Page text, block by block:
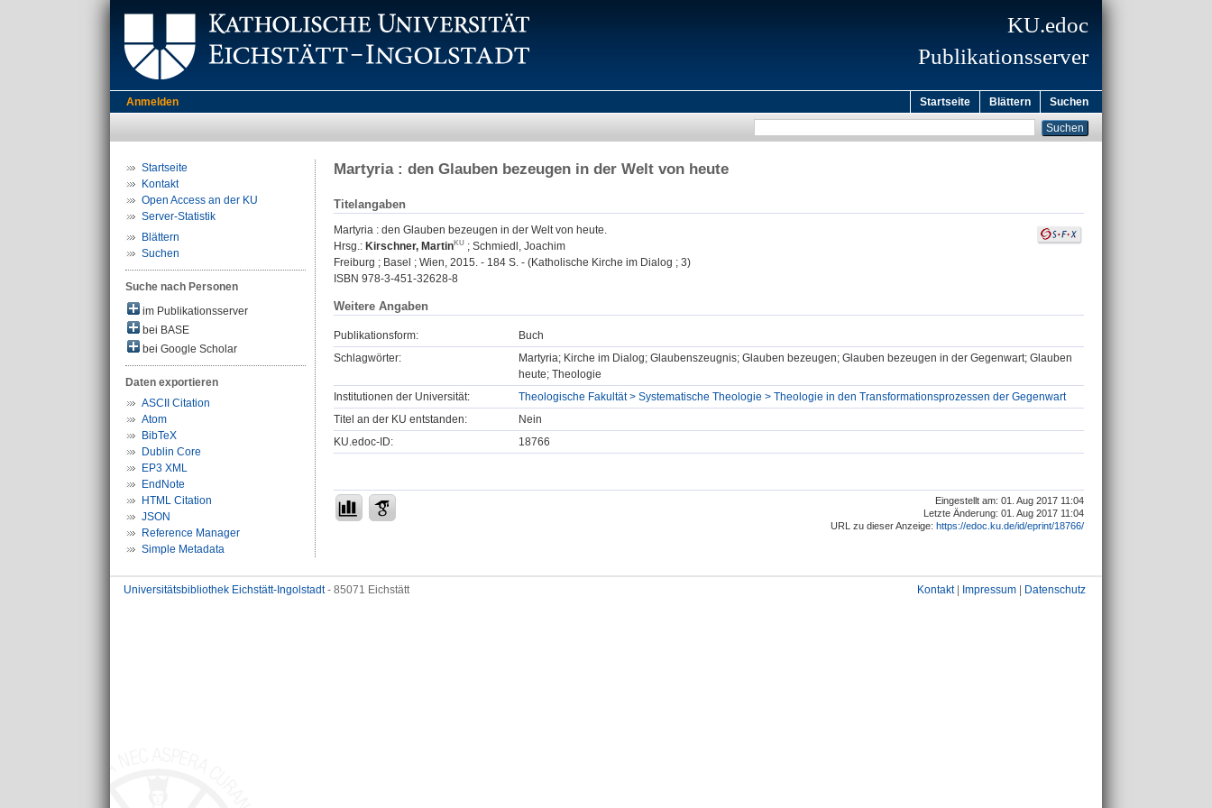
KU.edoc
Publikationsserver
Anmelden Startseite Blättern Suchen
Startseite
Kontakt
Open Access an der KU
Server-Statistik
Blättern
Suchen
Suche nach Personen
im Publikationsserver
bei BASE
bei Google Scholar
Daten exportieren
ASCII Citation
Atom
BibTeX
Dublin Core
EP3 XML
EndNote
HTML Citation
JSON
Reference Manager
Simple Metadata
Martyria : den Glauben bezeugen in der Welt von heute
Titelangaben
Martyria : den Glauben bezeugen in der Welt von heute.
Hrsg.: Kirschner, Martin ; Schmiedl, Joachim
Freiburg ; Basel ; Wien, 2015. - 184 S. - (Katholische Kirche im Dialog ; 3)
ISBN 978-3-451-32628-8
Weitere Angaben
Publikationsform:
Buch
Schlagwörter:
Martyria; Kirche im Dialog; Glaubenszeugnis; Glauben bezeugen; Glauben bezeugen in der Gegenwart; Glauben
heute; Theologie
Institutionen der Universität:
Theologische Fakultät > Systematische Theologie > Theologie in den Transformationsprozessen der Gegenwart
Titel an der KU entstanden:
Nein
KU.edoc-ID:
18766
Eingestellt am: 01. Aug 2017 11:04
Letzte Änderung: 01. Aug 2017 11:04
URL zu dieser Anzeige: https://edoc.ku.de/id/eprint/18766/
Universitätsbibliothek Eichstätt-Ingolstadt- 85071 Eichstätt Kontakt| Impressum Datenschutz